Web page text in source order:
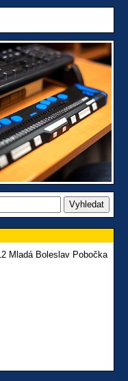
Mladá Boleslav Pobočka